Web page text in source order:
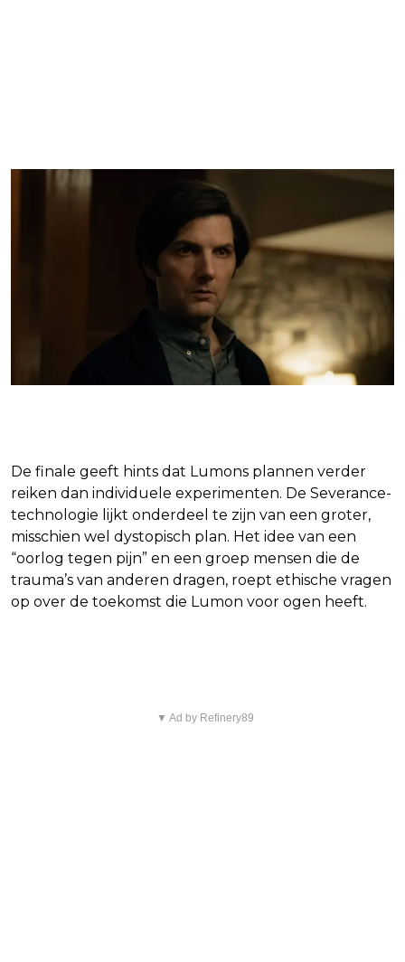
De finale geeft hints dat Lumons plannen verder
reiken dan individuele experimenten. De Severance-
technologie lijkt onderdeel te zijn van een groter,
misschien wel dystopisch plan. Het idee van een
“oorlog tegen pijn” en een groep mensen die de
trauma’s van anderen dragen, roept ethische vragen
op over de toekomst die Lumon voor ogen heeft.
▼ Ad by Refinery89